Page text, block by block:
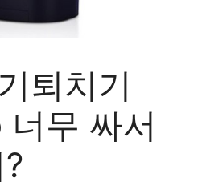
퇴치기
무 싸서